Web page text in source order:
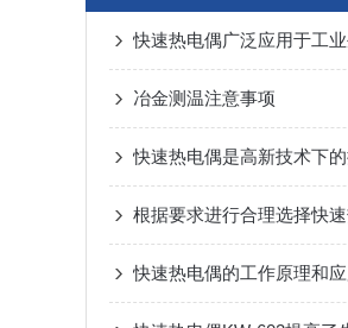
冶金测温注意事项
快速热电偶是高新技术下
根据要求进行合理选择快